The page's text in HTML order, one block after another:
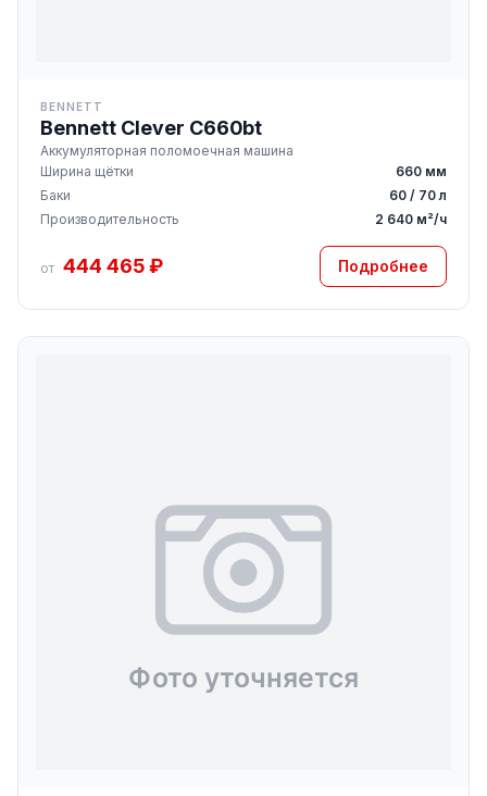
BENNETT
Bennett Clever C660bt
Аккумуляторная поломоечная машина
Ширина щётки
660 мм
Баки
60 / 70 л
Производительность
2 640 м²/ч
от 444 465 ₽ Подробнее